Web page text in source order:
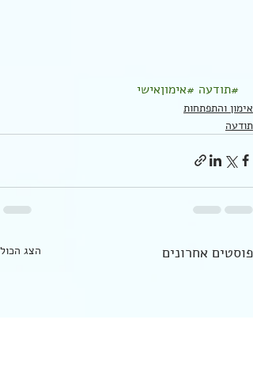
#תודעה #אימוןאישי
אימון והתפתחות
תודעה
פוסטים אחרונים הצג הכול